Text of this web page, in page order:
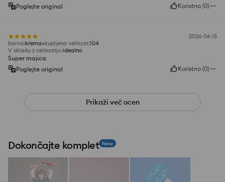
Poglejte original
Koristno (0)
2026-06-15
barva:krema kupljena velikost:104
V skladu z velikostjo:idealno
Super majica
Poglejte original
Koristno (0)
Prikaži več ocen
Dokončajte komplet New